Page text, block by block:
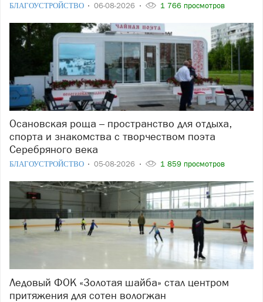
БЛАГОУСТРОЙСТВО 06-08-2026 1 766 просмотров
Осановская роща – пространство для отдыха,
спорта и знакомства с творчеством поэта
Серебряного века
БЛАГОУСТРОЙСТВО 05-08-2026 1 859 просмотров
Ледовый ФОК «Золотая шайба» стал центром
притяжения для сотен вологжан